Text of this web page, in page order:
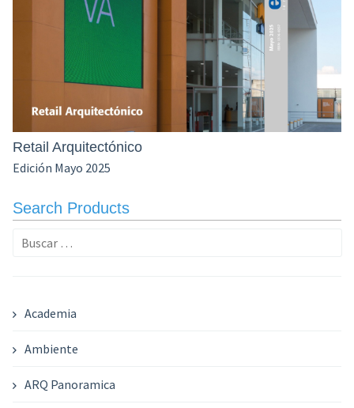
Retail Arquitectónico
Edición Mayo 2025
Search Products
Buscar:
Academia
Ambiente
ARQ Panoramica